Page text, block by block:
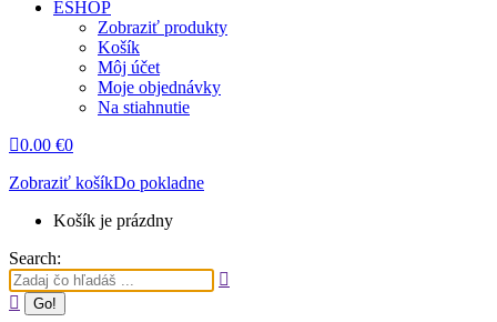
ESHOP
Zobraziť produkty
Košík
Môj účet
Moje objednávky
Na stiahnutie
0.00 €0
Zobraziť košíkDo pokladne
Košík je prázdny
Search: